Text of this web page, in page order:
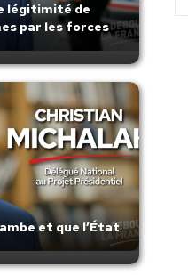
légitimité de
par les forces
et que l’État